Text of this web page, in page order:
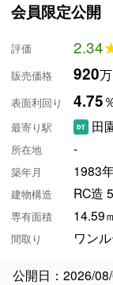
会員限定公開
評価 2.34
販売価格 920
表面利回り 4.75
最寄り駅 田
所在地 -
築年月 1983
建物構造 RC造
専有面積 14.59
間取り ワン
公開日：2026/